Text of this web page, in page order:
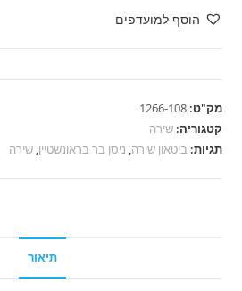
ניסן
חלק
הוסף למועדפים
מק"ט:1266-108
קטגוריה:שירה
תגיות: ביטאון שירה ניסן בר בראונשטיין ,שירה
תיאור